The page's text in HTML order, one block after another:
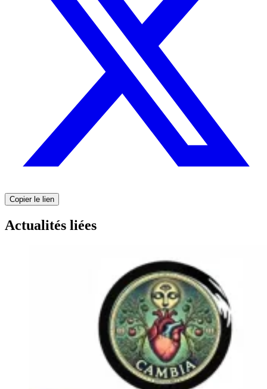
Copier le lien
Actualités liées